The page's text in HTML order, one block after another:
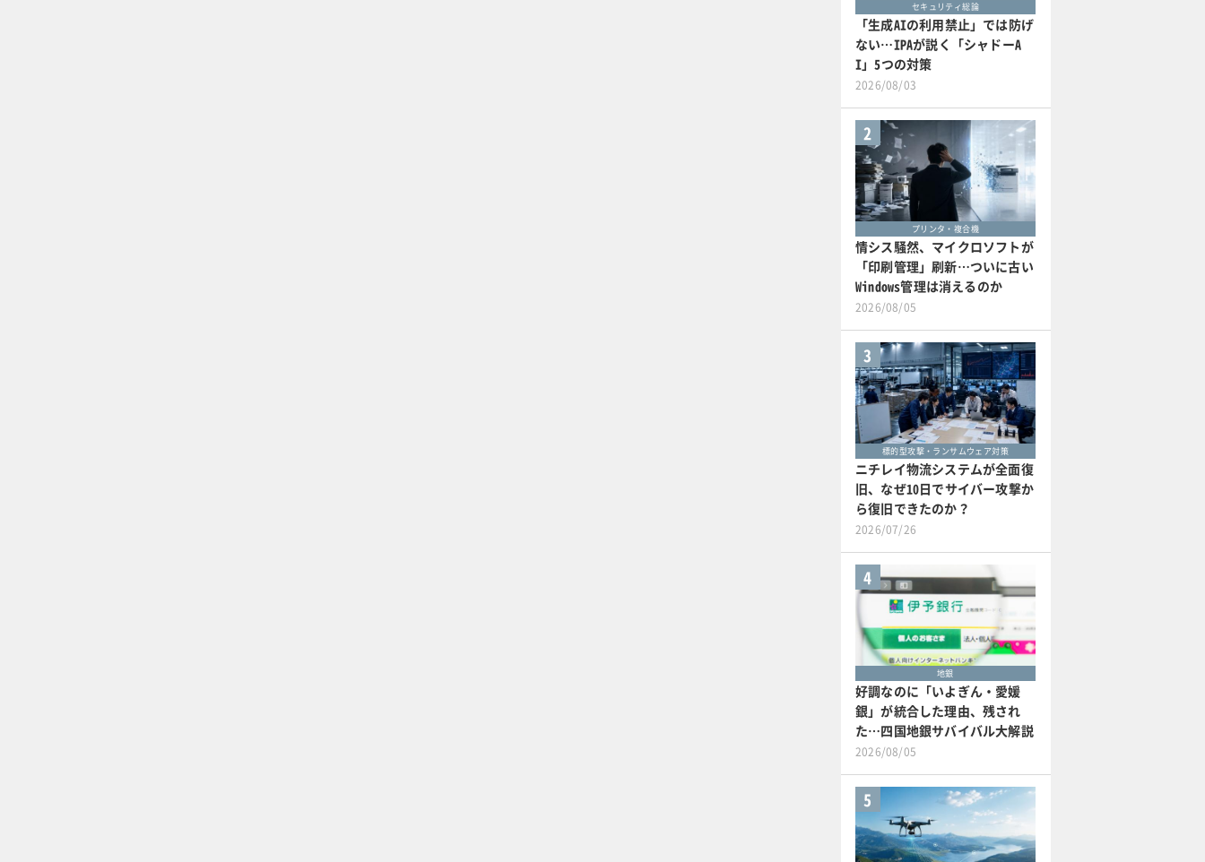
セキュリティ総論
「生成AIの利用禁止」では防げ
ない…IPAが説く「シャドーA
I」5つの対策
2026/08/03
2
プリンタ・複合機
情シス騒然、マイクロソフトが
「印刷管理」刷新…ついに古い
Windows管理は消えるのか
2026/08/05
3
標的型攻撃・ランサムウェア対策
ニチレイ物流システムが全面復
旧、なぜ10日でサイバー攻撃か
ら復旧できたのか？
2026/07/26
4
地銀
好調なのに「いよぎん・愛媛
銀」が統合した理由、残され
た…四国地銀サバイバル大解説
2026/08/05
5